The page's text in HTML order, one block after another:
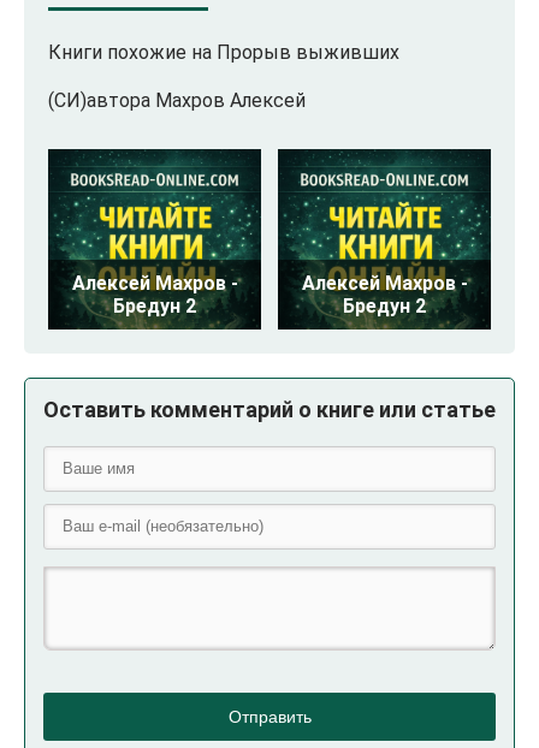
Книги похожие на Прорыв выживших
(СИ)автора Махров Алексей
Алексей Махров -
Бредун 2
Алексей Махров -
Бредун 2
Оставить комментарий о книге или статье
Отправить